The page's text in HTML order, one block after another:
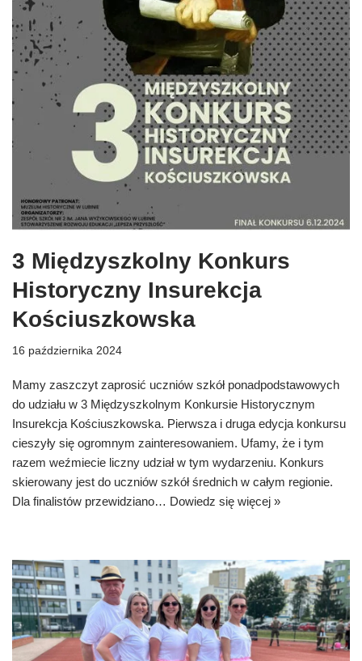
3 Międzyszkolny Konkurs
Historyczny Insurekcja
Kościuszkowska
16 października 2024
Mamy zaszczyt zaprosić uczniów szkół ponadpodstawowych
do udziału w 3 Międzyszkolnym Konkursie Historycznym
Insurekcja Kościuszkowska. Pierwsza i druga edycja konkursu
cieszyły się ogromnym zainteresowaniem. Ufamy, że i tym
razem weźmiecie liczny udział w tym wydarzeniu. Konkurs
skierowany jest do uczniów szkół średnich w całym regionie.
Dla finalistów przewidziano… Dowiedz się więcej »